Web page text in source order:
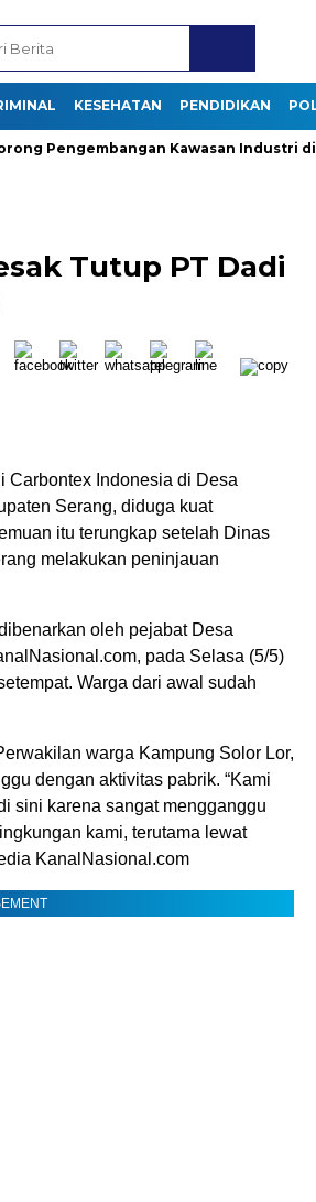
KESEHATAN PENDIDIKAN
Pengembangan Kawasan Industri di
Tutup PT Dadi
Carbontex Indonesia di Desa
Serang, diduga kuat
itu terungkap setelah Dinas
melakukan peninjauan
oleh pejabat Desa
pada Selasa (5/5)
Warga dari awal sudah
warga Kampung Solor Lor,
dengan aktivitas pabrik. “Kami
sini karena sangat mengganggu
kami, terutama lewat
KanalNasional.com